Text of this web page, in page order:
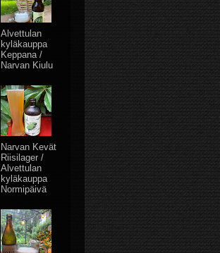
Alvettulan
kyläkauppa
Keppana /
Narvan Kiulu
Narvan Kevät
Riisilager /
Alvettulan
kyläkauppa
Normipäivä